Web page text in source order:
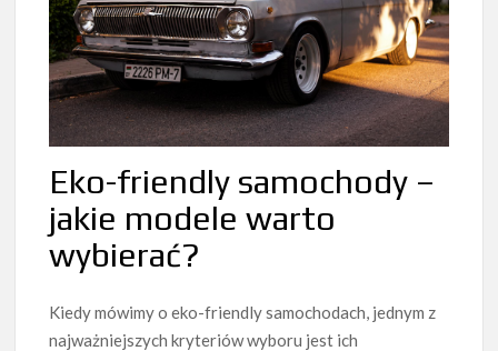
Eko-friendly samochody –
jakie modele warto
wybierać?
Kiedy mówimy o eko-friendly samochodach, jednym z
najważniejszych kryteriów wyboru jest ich